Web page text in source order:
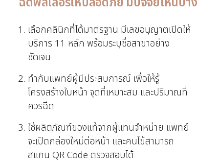
เลือกคลินิกที่ได้มาตรฐาน มีเลขอนุญาตเปิดให้
บริการ 11 หลัก พร้อมระบุชื่อสาขาอย่าง
ชัดเจน
ทำกับแพทย์ผู้มีประสบการณ์ เพื่อให้รู้
โครงสร้างใบหน้า จุดที่เหมาะสม และปริมาณที่
ควรฉีด
ใช้ผลิตภัณฑ์ของแท้จากผู้แทนจำหน่าย แพทย์
จะเปิดกล่องใหม่ต่อหน้า และคนไข้สามารถ
สแกน QR Code ตรวจสอบได้